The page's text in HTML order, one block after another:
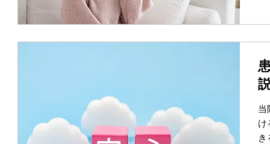
当
け
き